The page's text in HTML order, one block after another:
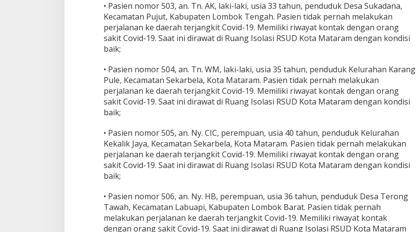
• Pasien nomor 503, an. Tn. AK, laki-laki, usia 33 tahun, penduduk Desa Sukadana,
Kecamatan Pujut, Kabupaten Lombok Tengah. Pasien tidak pernah melakukan
perjalanan ke daerah terjangkit Covid-19. Memiliki riwayat kontak dengan orang
sakit Covid-19. Saat ini dirawat di Ruang Isolasi RSUD Kota Mataram dengan kondisi
baik;
• Pasien nomor 504, an. Tn. WM, laki-laki, usia 35 tahun, penduduk Kelurahan Karang
Pule, Kecamatan Sekarbela, Kota Mataram. Pasien tidak pernah melakukan
perjalanan ke daerah terjangkit Covid-19. Memiliki riwayat kontak dengan orang
sakit Covid-19. Saat ini dirawat di Ruang Isolasi RSUD Kota Mataram dengan kondisi
baik;
• Pasien nomor 505, an. Ny. CIC, perempuan, usia 40 tahun, penduduk Kelurahan
Kekalik Jaya, Kecamatan Sekarbela, Kota Mataram. Pasien tidak pernah melakukan
perjalanan ke daerah terjangkit Covid-19. Memiliki riwayat kontak dengan orang
sakit Covid-19. Saat ini dirawat di Ruang Isolasi RSUD Kota Mataram dengan kondisi
baik;
• Pasien nomor 506, an. Ny. HB, perempuan, usia 36 tahun, penduduk Desa Terong
Tawah, Kecamatan Labuapi, Kabupaten Lombok Barat. Pasien tidak pernah
melakukan perjalanan ke daerah terjangkit Covid-19. Memiliki riwayat kontak
dengan orang sakit Covid-19. Saat ini dirawat di Ruang Isolasi RSUD Kota Mataram